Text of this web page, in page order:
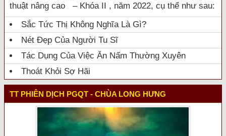
thuật nâng cao – Khóa II , năm 2022, cụ thể như sau:
Sắc Tức Thị Không Nghĩa Là Gì?
Nét Đẹp Của Người Tu Sĩ
Tác Dụng Của Việc Ăn Nấm Thường Xuyên
Thoát Khỏi Sợ Hãi
TT PHIÊN DỊCH PGQT - CHÙA LONG HƯNG